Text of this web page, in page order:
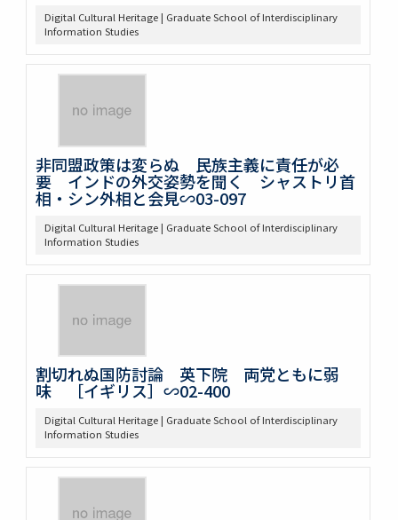
Digital Cultural Heritage | Graduate School of Interdisciplinary
Information Studies
非同盟政策は変らぬ 民族主義に責任が必
要 インドの外交姿勢を聞く シャストリ首
相・シン外相と会見∽03-097
Digital Cultural Heritage | Graduate School of Interdisciplinary
Information Studies
割切れぬ国防討論 英下院 両党ともに弱
味 ［イギリス］∽02-400
Digital Cultural Heritage | Graduate School of Interdisciplinary
Information Studies